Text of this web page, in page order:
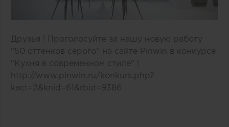
Друзья ! Проголосуйте за нашу новую работу
"50 оттенков серого" на сайте Pinwin в конкурсе
"Кухня в современном стиле" !
http://www.pinwin.ru/konkurs.php?
kact=2&knid=61&rbid=9386